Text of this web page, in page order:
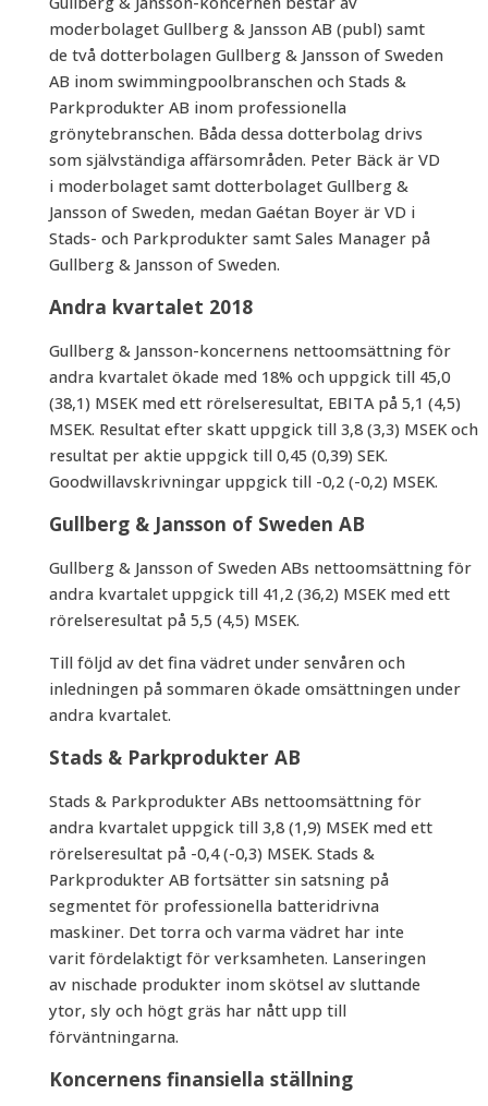
moderbolaget Gullberg & Jansson AB (publ) samt
de två dotterbolagen Gullberg & Jansson of Sweden
AB inom swimmingpoolbranschen och Stads &
Parkprodukter AB inom professionella
grönytebranschen. Båda dessa dotterbolag drivs
som självständiga affärsområden. Peter Bäck är VD
i moderbolaget samt dotterbolaget Gullberg &
Jansson of Sweden, medan Gaétan Boyer är VD i
Stads- och Parkprodukter samt Sales Manager på
Gullberg & Jansson of Sweden.
Andra kvartalet 2018
Gullberg & Jansson-koncernens nettoomsättning för
andra kvartalet ökade med 18% och uppgick till 45,0
(38,1) MSEK med ett rörelseresultat, EBITA på 5,1 (4,5)
MSEK. Resultat efter skatt uppgick till 3,8 (3,3) MSEK och
resultat per aktie uppgick till 0,45 (0,39) SEK.
Goodwillavskrivningar uppgick till -0,2 (-0,2) MSEK.
Gullberg & Jansson of Sweden AB
Gullberg & Jansson of Sweden ABs nettoomsättning för
andra kvartalet uppgick till 41,2 (36,2) MSEK med ett
rörelseresultat på 5,5 (4,5) MSEK.
Till följd av det fina vädret under senvåren och
inledningen på sommaren ökade omsättningen under
andra kvartalet.
Stads & Parkprodukter AB
Stads & Parkprodukter ABs nettoomsättning för
andra kvartalet uppgick till 3,8 (1,9) MSEK med ett
rörelseresultat på -0,4 (-0,3) MSEK. Stads &
Parkprodukter AB fortsätter sin satsning på
segmentet för professionella batteridrivna
maskiner. Det torra och varma vädret har inte
varit fördelaktigt för verksamheten. Lanseringen
av nischade produkter inom skötsel av sluttande
ytor, sly och högt gräs har nått upp till
förväntningarna.
Koncernens finansiella ställning